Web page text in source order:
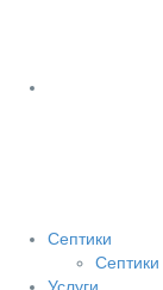
Септики